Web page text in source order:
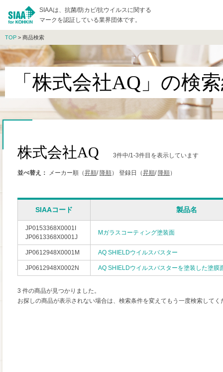
SIAAは、抗菌/防カビ/抗ウイルスに関する
マークを認証している業界団体です。
TOP > 商品検索
「株式会社AQ」の検
株式会社AQ 3件中/1-3件目を表示しています
並べ替え： メーカー順（昇順/ 降順） 登録日（昇順/ 降順）
SIAAコード 製品名
JP0153368X0001I
JP0613368X0001J
Mガラスコーティング塗装面
JP0612948X0001M AQ SHIELDウイルスバスター
JP0612948X0002N AQ SHIELDウイルスバスターを塗装した塗膜
3 件の商品が見つかりました。
お探しの商品が表示されない場合は、検索条件を変えてもう一度検索してく